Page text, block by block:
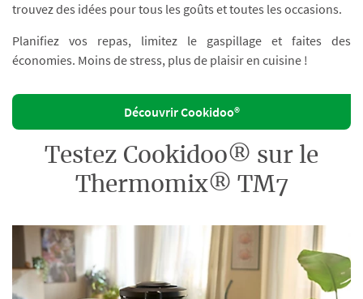
trouvez des idées pour tous les goûts et toutes les occasions.
Planifiez vos repas, limitez le gaspillage et faites des
économies. Moins de stress, plus de plaisir en cuisine !
Découvrir Cookidoo®
Testez Cookidoo® sur le
Thermomix® TM7